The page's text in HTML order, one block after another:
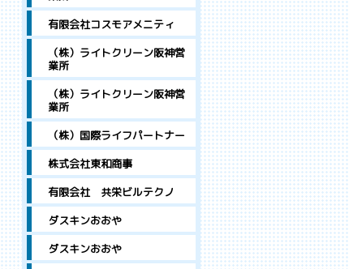
有限会社コスモアメニティ
（株）ライトクリーン阪神営
業所
（株）ライトクリーン阪神営
業所
（株）国際ライフパートナー
株式会社東和商事
有限会社 共栄ビルテクノ
ダスキンおおや
ダスキンおおや